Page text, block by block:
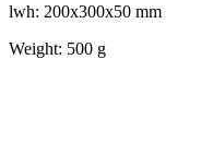
lwh: 200x300x50 mm
Weight: 500 g